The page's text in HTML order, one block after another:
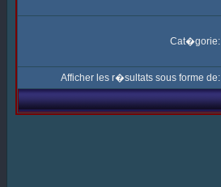
Cat�gorie:
Afficher les r�sultats sous forme de: